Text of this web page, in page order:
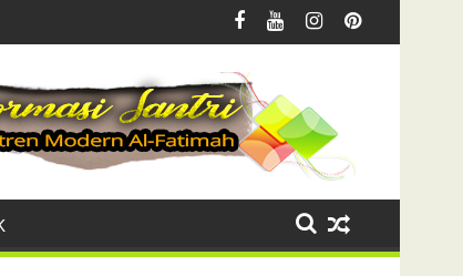
Zakat Fitrah RA - MI Plus Al-Fatimah Gelar